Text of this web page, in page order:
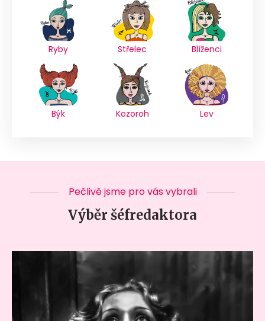
Ryby Střelec Blíženci
Býk Kozoroh Lev
Pečlivě jsme pro vás vybrali
Výběr šéfredaktora